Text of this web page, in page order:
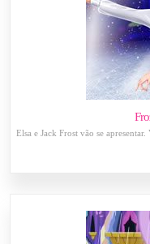
Elsa e Jack Frost vão se